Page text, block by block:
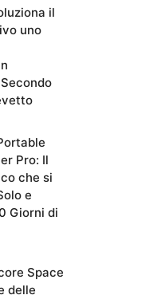
il
uno
Pro: Il
che si
e
Giorni di
Space
delle